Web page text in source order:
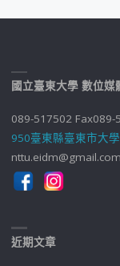
國立臺東大學 數位媒
089-517502 Fax089-
950臺東縣臺東市大
nttu.eidm@gmail.com
近期文章